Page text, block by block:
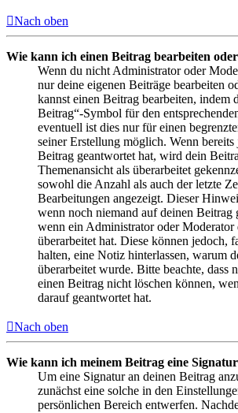
Nach oben
Wie kann ich einen Beitrag bearbeiten
Wenn du nicht Administrator oder
nur deine eigenen Beiträge bearbeiten
kannst einen Beitrag bearbeiten, indem
Beitrag“-Symbol für den
eventuell ist dies nur für einen
seiner Erstellung möglich. Wenn bereits
Beitrag geantwortet hat, wird dein
Themenansicht als überarbeitet
sowohl die Anzahl als auch der letzte
Bearbeitungen angezeigt. Dieser
wenn noch niemand auf deinen Beitrag
wenn ein Administrator oder Moderator
überarbeitet hat. Diese können jedoch,
halten, eine Notiz hinterlassen, warum
überarbeitet wurde. Bitte beachte, dass
einen Beitrag nicht löschen können,
darauf geantwortet hat.
Nach oben
Wie kann ich meinem Beitrag eine
Um eine Signatur an deinen Beitrag
zunächst eine solche in den
persönlichen Bereich entwerfen.